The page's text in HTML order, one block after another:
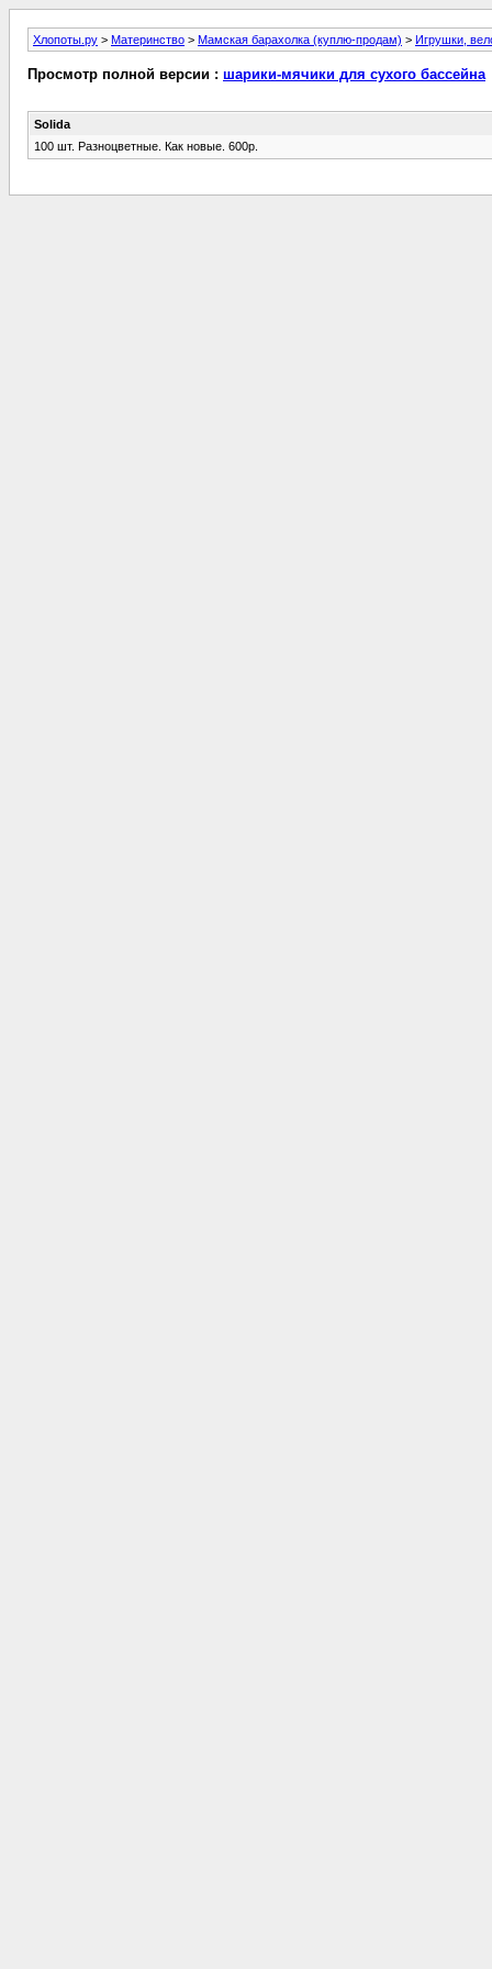
Хлопоты.ру > Материнство > Мамская барахолка (куплю-продам) > Игрушки,
Просмотр полной версии : шарики-мячики для сухого бассейна
Solida
100 шт. Разноцветные. Как новые. 600р.